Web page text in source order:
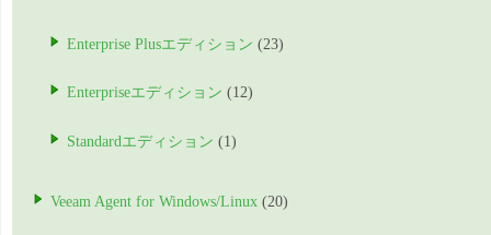
Enterprise Plusエディション (23)
Enterpriseエディション (12)
Standardエディション (1)
Veeam Agent for Windows/Linux (20)